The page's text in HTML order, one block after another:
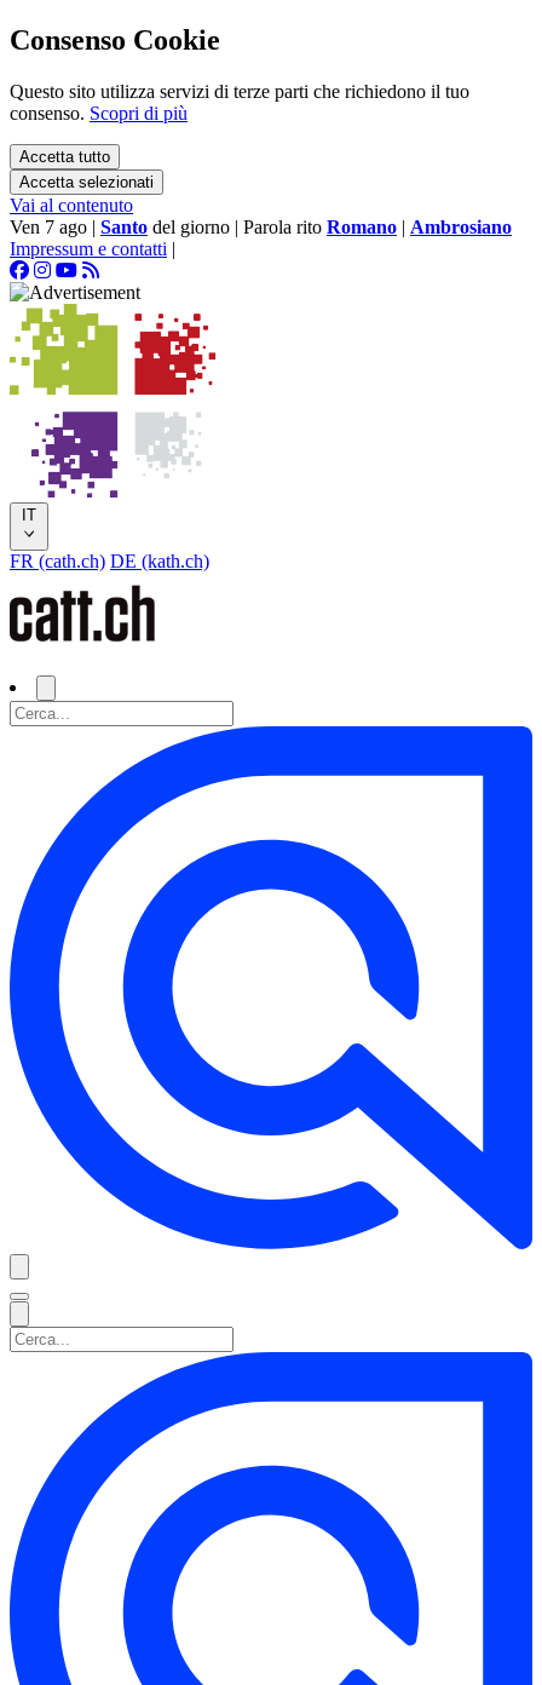
Consenso Cookie
Questo sito utilizza servizi di terze parti che richiedono il tuo
consenso. Scopri di più
Accetta tutto
Accetta selezionati
Vai al contenuto
Ven 7 ago | Santo del giorno | Parola rito Romano | Ambrosiano
Impressum e contatti |
IT
FR (cath.ch) DE (kath.ch)